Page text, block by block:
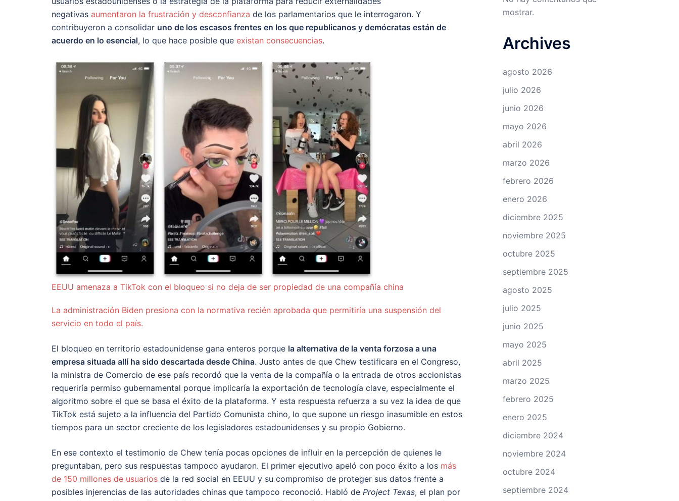
negativas aumentaron la frustración y desconfianza de los parlamentarios que le interrogaron. Y
contribuyeron a consolidar uno de los escasos frentes en los que republicanos y demócratas están de
acuerdo en lo esencial, lo que hace posible que existan consecuencias.
EEUU amenaza a TikTok con el bloqueo si no deja de ser propiedad de una compañía china
La administración Biden presiona con la normativa recién aprobada que permitiría una suspensión del
servicio en todo el país.
El bloqueo en territorio estadounidense gana enteros porque la alternativa de la venta forzosa a una
empresa situada allí ha sido descartada desde China. Justo antes de que Chew testificara en el Congreso,
la ministra de Comercio de ese país recordó que la venta de la compañía o la entrada de otros accionistas
requeriría permiso gubernamental porque implicaría la exportación de tecnología clave, especialmente el
algoritmo sobre el que se basa el éxito de la plataforma. Y esta respuesta refuerza a su vez la idea de que
TikTok está sujeto a la influencia del Partido Comunista chino, lo que supone un riesgo inasumible en estos
tiempos para un sector creciente de los legisladores estadounidenses y su propio Gobierno.
En ese contexto el testimonio de Chew tenía pocas opciones de influir en la percepción de quienes le
preguntaban, pero sus respuestas tampoco ayudaron. El primer ejecutivo apeló con poco éxito a los más
de 150 millones de usuarios de la red social en EEUU y su compromiso de proteger sus datos frente a
posibles injerencias de las autoridades chinas que tampoco reconoció. Habló de Project Texas, el plan por
mostrar.
Archives
agosto 2026
julio 2026
junio 2026
mayo 2026
abril 2026
marzo 2026
febrero 2026
enero 2026
diciembre 2025
noviembre 2025
octubre 2025
septiembre 2025
agosto 2025
julio 2025
junio 2025
mayo 2025
abril 2025
marzo 2025
febrero 2025
enero 2025
diciembre 2024
noviembre 2024
octubre 2024
septiembre 2024